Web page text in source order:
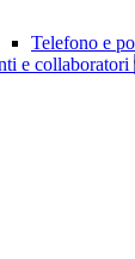
Telefono e
e collaboratori